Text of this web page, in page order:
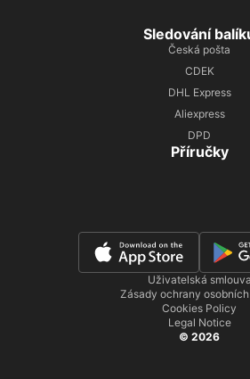
Sledování
Česká pošta
CDEK
DHL Express
Aliexpress
DPD
Příručky
Uživatelská smlouva
Zásady ochrany
Cookies Policy
Legal Notice
© 2026